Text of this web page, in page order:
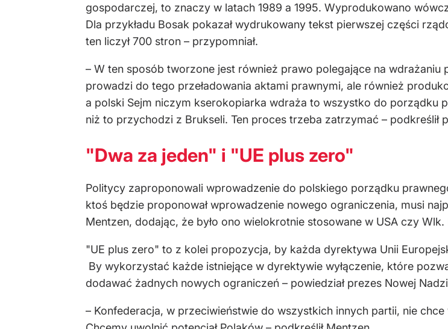
gospodarczej, to znaczy w latach 1989 a 1995. Wyprodukowano
Dla przykładu Bosak pokazał wydrukowany tekst pierwszej części
ten liczył 700 stron – przypomniał.
– W ten sposób tworzone jest również prawo polegające na
prowadzi do tego przeładowania aktami prawnymi, ale również
a polski Sejm niczym kserokopiarka wdraża to wszystko do porządku
niż to przychodzi z Brukseli. Ten proces trzeba zatrzymać – podkreślił
"Dwa za jeden" i "UE plus zero"
Politycy zaproponowali wprowadzenie do polskiego porządku
ktoś będzie proponował wprowadzenie nowego ograniczenia, musi
Mentzen, dodając, że było ono wielokrotnie stosowane w USA czy Wlk.
"UE plus zero" to z kolei propozycja, by każda dyrektywa Unii
By wykorzystać każde istniejące w dyrektywie wyłączenie, które
dodawać żadnych nowych ograniczeń – powiedział prezes Nowej
– Konfederacja, w przeciwieństwie do wszystkich innych partii, nie